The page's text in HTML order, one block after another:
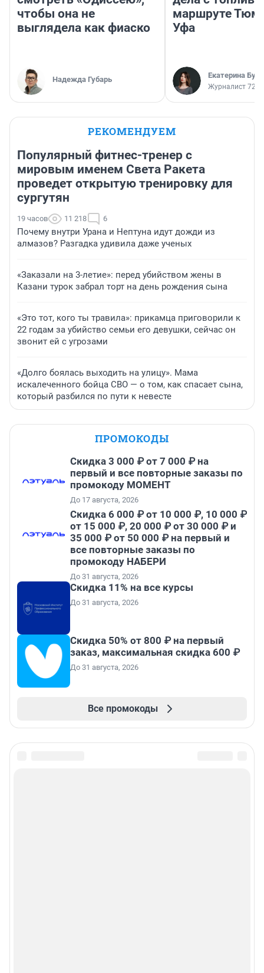
чтобы она не
выглядела как фиаско
Надежда Губарь
маршруте
Уфа
Екатерина
Журналист
РЕКОМЕНДУЕМ
Популярный фитнес-тренер с
мировым именем Света Ракета
проведет открытую тренировку для
сургутян
19 часов 11 218 6
Почему внутри Урана и Нептуна идут дожди из
алмазов? Разгадка удивила даже ученых
«Заказали на 3-летие»: перед убийством жены в
Казани турок забрал торт на день рождения сына
«Это тот, кого ты травила»: прикамца приговорили к
22 годам за убийство семьи его девушки, сейчас он
звонит ей с угрозами
«Долго боялась выходить на улицу». Мама
искалеченного бойца СВО — о том, как спасает сына,
который разбился по пути к невесте
ПРОМОКОДЫ
Скидка 3 000 ₽ от 7 000 ₽ на
первый и все повторные заказы по
промокоду МОМЕНТ
До 17 августа, 2026
Скидка 6 000 ₽ от 10 000 ₽, 10 000 ₽
от 15 000 ₽, 20 000 ₽ от 30 000 ₽ и
35 000 ₽ от 50 000 ₽ на первый и
все повторные заказы по
промокоду НАБЕРИ
До 31 августа, 2026
Скидка 11% на все курсы
До 31 августа, 2026
Скидка 50% от 800 ₽ на первый
заказ, максимальная скидка 600 ₽
До 31 августа, 2026
Все промокоды